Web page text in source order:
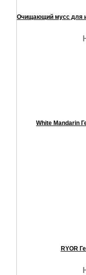
Очищающий мусс для
White Mandarin
RYOR